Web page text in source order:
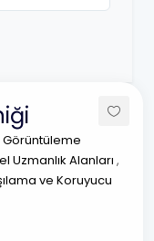
Görüntüleme
Uzmanlık Alanları ,
ve Koruyucu